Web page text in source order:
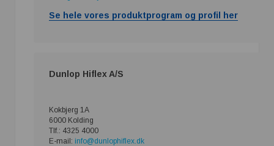
Se hele vores produktprogram og profil her
Dunlop Hiflex A/S
Kokbjerg 1A
6000 Kolding
Tlf.: 4325 4000
E-mail: info@dunlophiflex.dk